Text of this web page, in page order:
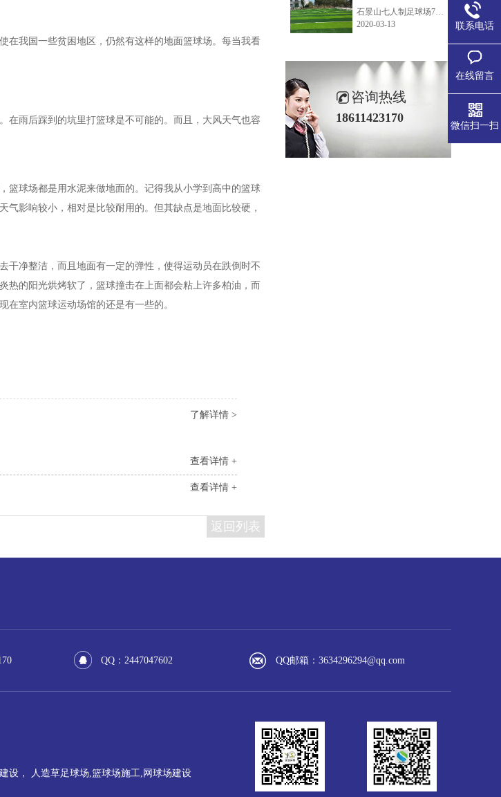
在我国一些贫困地区，仍然有这样的地面篮球场。每当我看
在雨后踩到的坑里打篮球是不可能的。而且，大风天气也容
篮球场都是用水泥来做地面的。记得我从小学到高中的篮球
影响较小，相对是比较耐用的。但其缺点是地面比较硬，
干净整洁，而且地面有一定的弹性，使得运动员在跌倒时不
热的阳光烘烤软了，篮球撞击在上面都会粘上许多柏油，而
在室内篮球运动场馆的还是有一些的。
了解详情 >
查看详情 +
查看详情 +
返回列表
石景山七人制足球场7天建成施工时间：2019石景山滨河公园7人制足球场，是我司在互联网上的客户，很早就打电话来咨询足球场建造事宜，但因为场地基础原因及施工缓慢，一直没有动工启动这个项目。好在我司业务人员认真负责一直最终客户，将我公司的方案，产品，案例等一一介绍给客户，终于在四五个月后客户选择信任我们......
2020-03-13
咨询热线
18611423170
QQ：2447047602 QQ邮箱：3634296294@qq.com
设， 人造草足球场,篮球场施工,网球场建设
联系电话
在线留言
微信扫一扫